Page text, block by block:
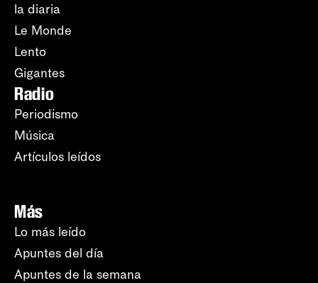
la diaria
Le Monde
Lento
Gigantes
Radio
Periodismo
Música
Artículos leídos
Más
Lo más leído
Apuntes del día
Apuntes de la semana